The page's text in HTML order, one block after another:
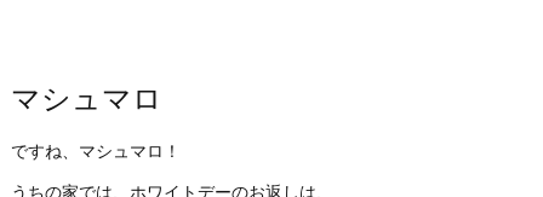
マシュマロ
ですね、マシュマロ！
うちの家では、ホワイトデーのお返しは、